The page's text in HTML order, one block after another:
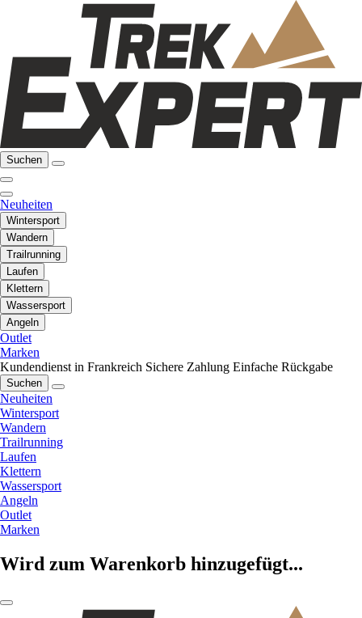
Suchen
Neuheiten
Wintersport
Wandern
Trailrunning
Laufen
Klettern
Wassersport
Angeln
Outlet
Marken
Kundendienst in Frankreich Sichere Zahlung Einfache Rückgabe
Suchen
Neuheiten
Wintersport
Wandern
Trailrunning
Laufen
Klettern
Wassersport
Angeln
Outlet
Marken
Wird zum Warenkorb hinzugefügt...